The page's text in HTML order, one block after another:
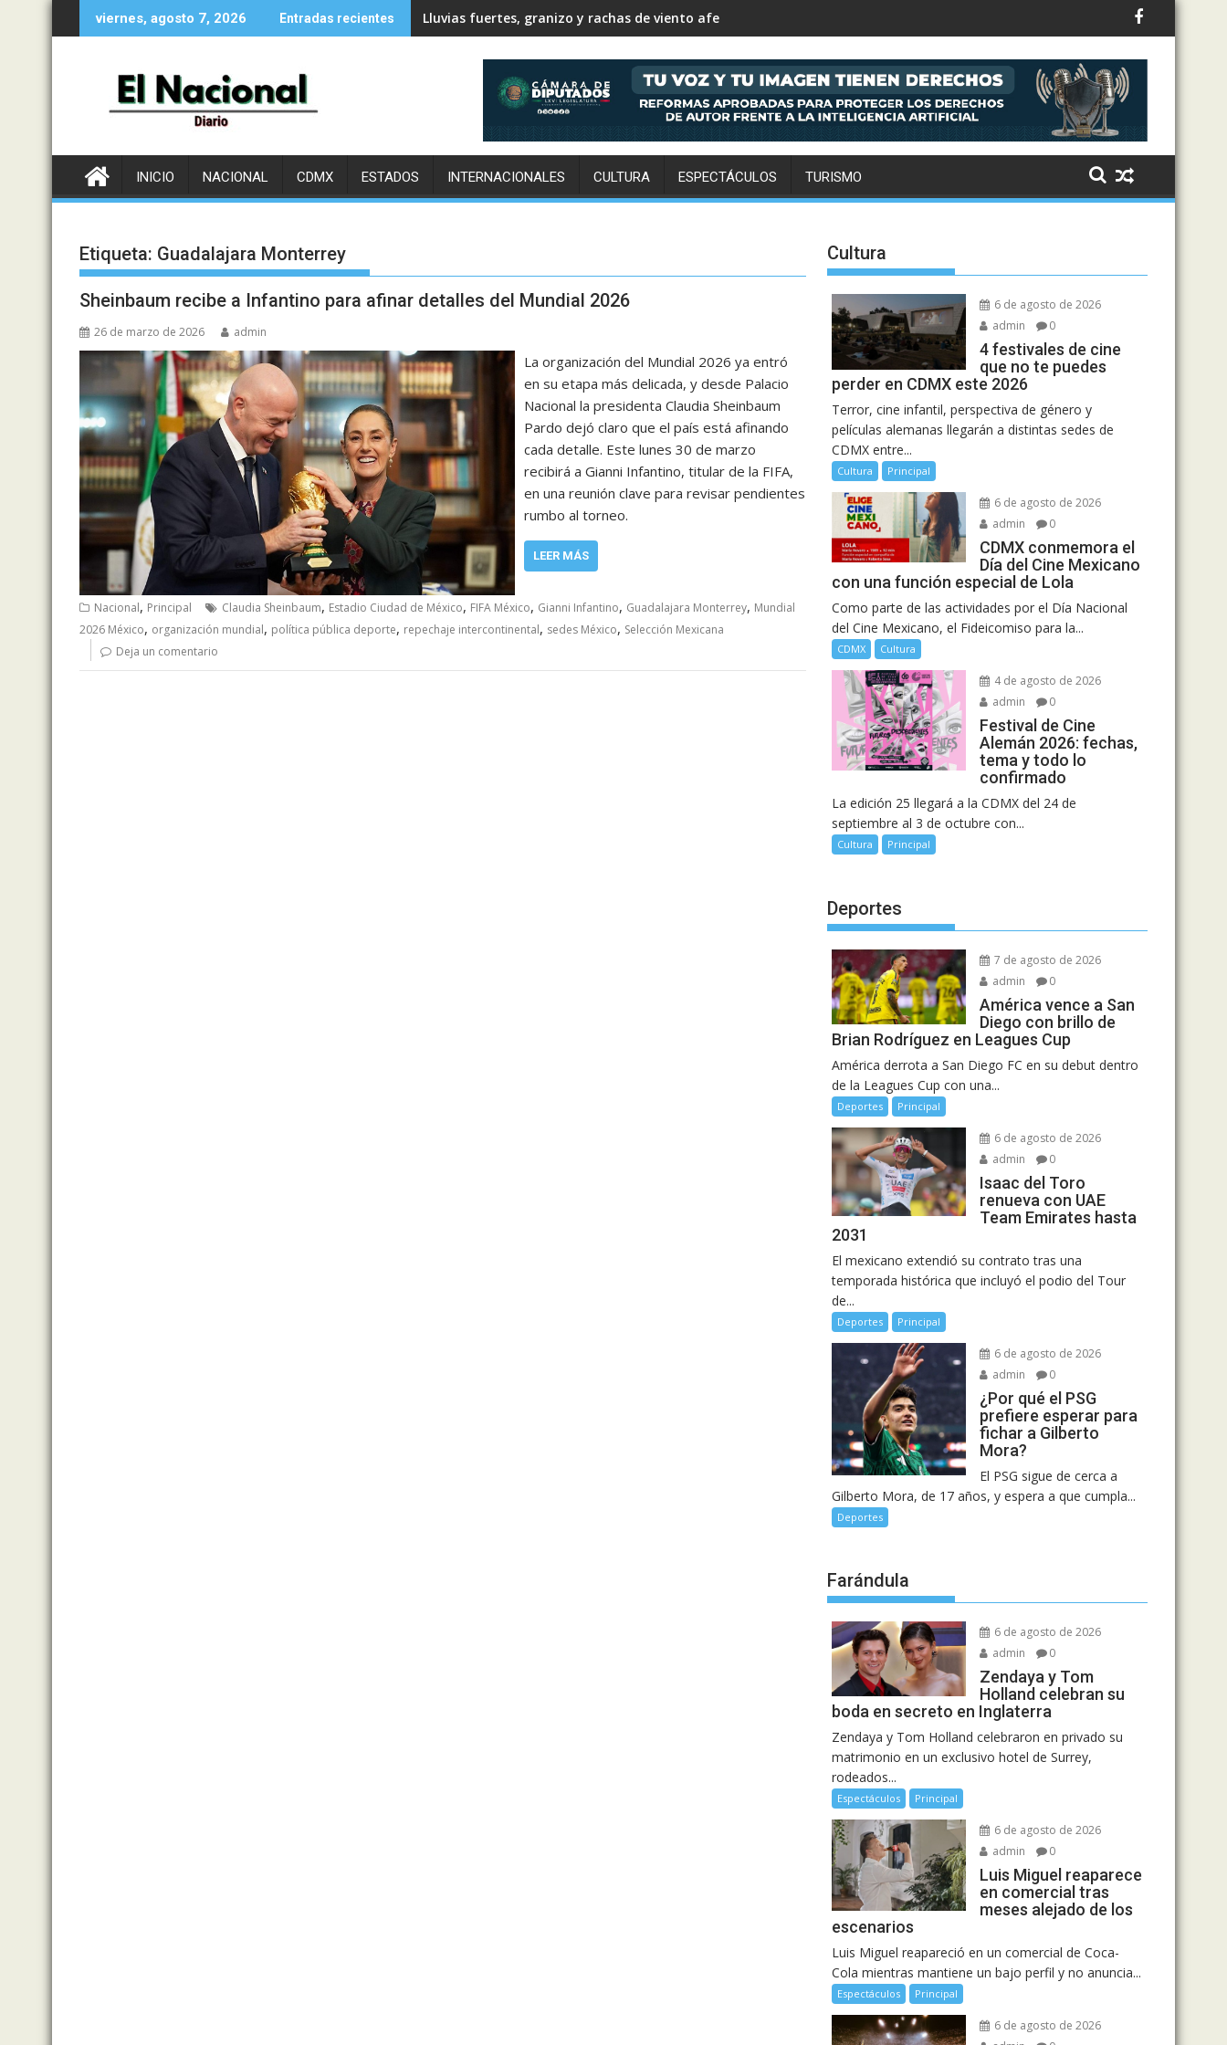
al
viernes, agosto 7, 2026 Entradas recientes Lluvias fuertes, granizo y rachas de viento afectarán este viernes a la Ciudad de México
INICIO NACIONAL CDMX ESTADOS INTERNACIONALES CULTURA ESPECTÁCULOS TURISMO
Etiqueta: Guadalajara Monterrey
Sheinbaum recibe a Infantino para afinar detalles del Mundial 2026
26 de marzo de 2026 admin
La organización del Mundial 2026 ya entró
en su etapa más delicada, y desde Palacio
Nacional la presidenta Claudia Sheinbaum
Pardo dejó claro que el país está afinando
cada detalle. Este lunes 30 de marzo
recibirá a Gianni Infantino, titular de la FIFA,
en una reunión clave para revisar pendientes
rumbo al torneo.
LEER MÁS
Nacional, Principal Claudia Sheinbaum, Estadio Ciudad de México, FIFA México, Gianni Infantino, Guadalajara Monterrey, Mundial
2026 México, organización mundial, política pública deporte, repechaje intercontinental, sedes México, Selección Mexicana
Deja un comentario
Cultura
6 de agosto de 2026
admin
0
4 festivales de cine
que no te puedes
perder en CDMX este 2026
Terror, cine infantil, perspectiva de género y
películas alemanas llegarán a distintas sedes de
CDMX entre...
Cultura Principal
6 de agosto de 2026
admin
0
CDMX conmemora el
Día del Cine Mexicano
con una función especial de Lola
Como parte de las actividades por el Día Nacional
del Cine Mexicano, el Fideicomiso para la...
CDMX Cultura
4 de agosto de 2026
admin
0
Festival de Cine
Alemán 2026: fechas,
tema y todo lo
confirmado
La edición 25 llegará a la CDMX del 24 de
septiembre al 3 de octubre con...
Cultura Principal
Deportes
7 de agosto de 2026
admin
0
América vence a San
Diego con brillo de
Brian Rodríguez en Leagues Cup
América derrota a San Diego FC en su debut dentro
de la Leagues Cup con una...
Deportes Principal
6 de agosto de 2026
admin
0
Isaac del Toro
renueva con UAE
Team Emirates hasta
2031
El mexicano extendió su contrato tras una
temporada histórica que incluyó el podio del Tour
de...
Deportes Principal
6 de agosto de 2026
admin
0
¿Por qué el PSG
prefiere esperar para
fichar a Gilberto
Mora?
El PSG sigue de cerca a
Gilberto Mora, de 17 años, y espera a que cumpla...
Deportes
Farándula
6 de agosto de 2026
admin
0
Zendaya y Tom
Holland celebran su
boda en secreto en Inglaterra
Zendaya y Tom Holland celebraron en privado su
matrimonio en un exclusivo hotel de Surrey,
rodeados...
Espectáculos Principal
6 de agosto de 2026
admin
0
Luis Miguel reaparece
en comercial tras
meses alejado de los
escenarios
Luis Miguel reapareció en un comercial de Coca-
Cola mientras mantiene un bajo perfil y no anuncia...
Espectáculos Principal
6 de agosto de 2026